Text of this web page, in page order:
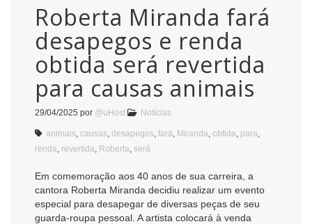
Roberta Miranda fará
desapegos e renda
obtida será revertida
para causas animais
29/04/2025 por @uHost Notícias
animais causas desapegos fará Miranda obtida para
renda revertida Roberta será
Em comemoração aos 40 anos de sua carreira, a
cantora Roberta Miranda decidiu realizar um evento
especial para desapegar de diversas peças de seu
guarda-roupa pessoal. A artista colocará à venda